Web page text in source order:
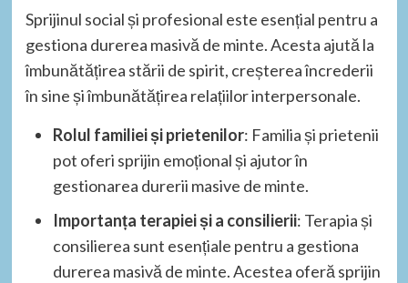
Sprijinul social și profesional este esențial pentru a
gestiona durerea masivă de minte. Acesta ajută la
îmbunătățirea stării de spirit, creșterea încrederii
în sine și îmbunătățirea relațiilor interpersonale.
Rolul familiei și prietenilor: Familia și prietenii
pot oferi sprijin emoțional și ajutor în
gestionarea durerii masive de minte.
Importanța terapiei și a consilierii: Terapia și
consilierea sunt esențiale pentru a gestiona
durerea masivă de minte. Acestea oferă sprijin